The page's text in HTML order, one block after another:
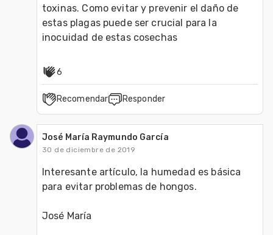
toxinas. Como evitar y prevenir el daño de
estas plagas puede ser crucial para la
inocuidad de estas cosechas
6
Recomendar Responder
José María Raymundo García
30 de diciembre de 2019
Interesante artículo, la humedad es básica
para evitar problemas de hongos.
José María